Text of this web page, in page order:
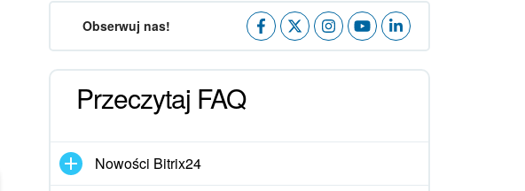
Obserwuj nas!
Przeczytaj FAQ
Nowości Bitrix24